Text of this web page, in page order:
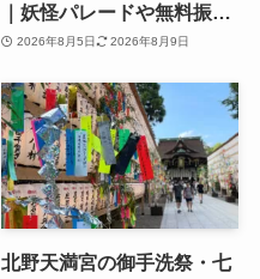
｜妖怪パレードや無料振る
舞いを東本願寺前で開催
2026年8月5日 2026年8月9日
北野天満宮の御手洗祭・七